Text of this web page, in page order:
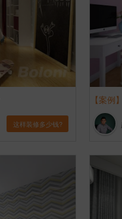
这样装修多少钱?
【案例